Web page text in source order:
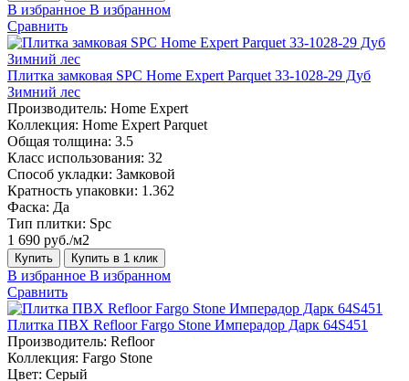
В избранное В избранном
Сравнить
Плитка замковая SPC Home Expert Parquet 33-1028-29 Дуб
Зимний лес
Производитель: Home Expert
Коллекция: Home Expert Parquet
Общая толщина: 3.5
Класс использования: 32
Способ укладки: Замковой
Кратность упаковки: 1.362
Фаска: Да
Тип плитки: Spc
1 690 руб./м2
Купить Купить в 1 клик
В избранное В избранном
Сравнить
Плитка ПВХ Refloor Fargo Stone Имперадор Дарк 64S451
Производитель: Refloor
Коллекция: Fargo Stone
Цвет: Серый